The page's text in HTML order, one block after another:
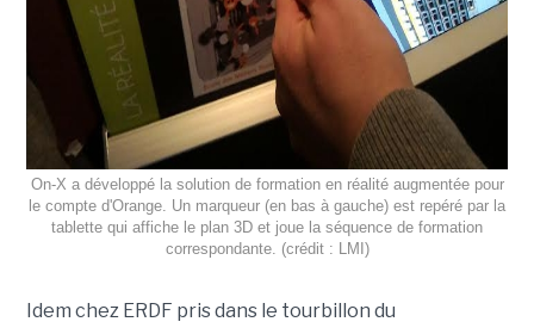
On-X a développé la solution de formation en réalité augmentée pour
le compte d'Orange. Un marqueur (en bas à gauche) est repéré par la
tablette qui affiche le plan 3D et joue la séquence de formation
correspondante. (crédit : LMI)
Idem chez ERDF pris dans le tourbillon du